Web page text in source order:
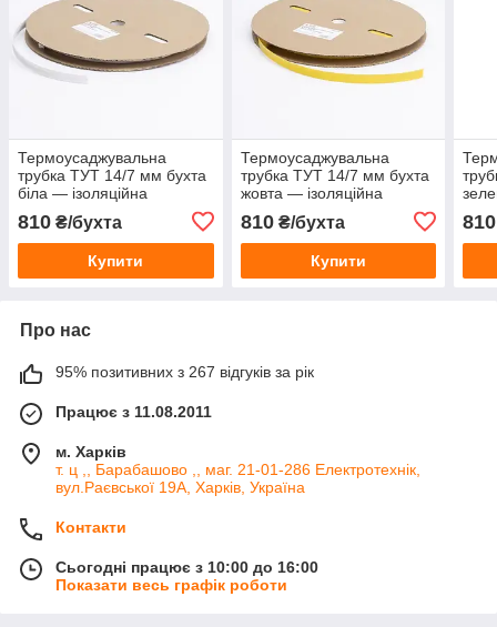
Термоусаджувальна
трубка ТУТ 14/7 мм бухта
біла — ізоляційна
термоусадка для проводів
та кабелю
810 ₴/бухта
Купити
Термоусаджувальна
трубка ТУТ 14/7 мм бухта
жовта — ізоляційна
термоусадка для проводів
та кабелю
810₴/бухта
Купити
та
810
Про нас
95% позитивних з 267 відгуків за рік
Працює з 11.08.2011
м. Харків
т. ц ,, Барабашово ,, маг. 21-01-286 Електротехнік,
вул.Раєвської 19А, Харків, Україна
Контакти
Сьогодні працює з 10:00 до 16:00
Показати весь графік роботи